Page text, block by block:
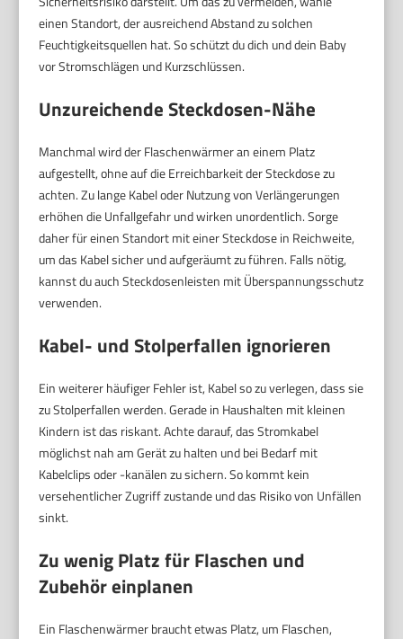
einen Standort, der ausreichend Abstand zu solchen
Feuchtigkeitsquellen hat. So schützt du dich und dein Baby
vor Stromschlägen und Kurzschlüssen.
Unzureichende Steckdosen-Nähe
Manchmal wird der Flaschenwärmer an einem Platz
aufgestellt, ohne auf die Erreichbarkeit der Steckdose zu
achten. Zu lange Kabel oder Nutzung von Verlängerungen
erhöhen die Unfallgefahr und wirken unordentlich. Sorge
daher für einen Standort mit einer Steckdose in Reichweite,
um das Kabel sicher und aufgeräumt zu führen. Falls nötig,
kannst du auch Steckdosenleisten mit Überspannungsschutz
verwenden.
Kabel- und Stolperfallen ignorieren
Ein weiterer häufiger Fehler ist, Kabel so zu verlegen, dass sie
zu Stolperfallen werden. Gerade in Haushalten mit kleinen
Kindern ist das riskant. Achte darauf, das Stromkabel
möglichst nah am Gerät zu halten und bei Bedarf mit
Kabelclips oder -kanälen zu sichern. So kommt kein
versehentlicher Zugriff zustande und das Risiko von Unfällen
sinkt.
Zu wenig Platz für Flaschen und
Zubehör einplanen
Ein Flaschenwärmer braucht etwas Platz, um Flaschen,